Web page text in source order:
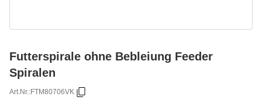
Futterspirale ohne Bebleiung Feeder
Spiralen
Art.Nr.:FTM80706VK